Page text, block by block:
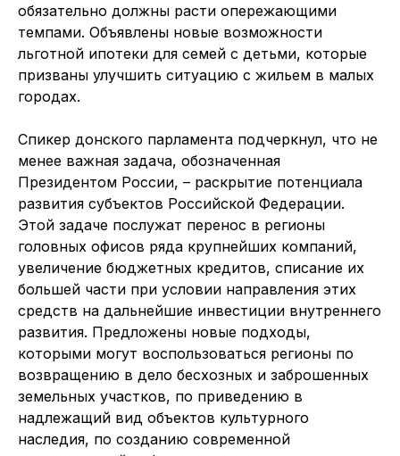
обязательно должны расти опережающими
темпами. Объявлены новые возможности
льготной ипотеки для семей с детьми, которые
призваны улучшить ситуацию с жильем в малых
городах.
Спикер донского парламента подчеркнул, что не
менее важная задача, обозначенная
Президентом России, – раскрытие потенциала
развития субъектов Российской Федерации.
Этой задаче послужат перенос в регионы
головных офисов ряда крупнейших компаний,
увеличение бюджетных кредитов, списание их
большей части при условии направления этих
средств на дальнейшие инвестиции внутреннего
развития. Предложены новые подходы,
которыми могут воспользоваться регионы по
возвращению в дело бесхозных и заброшенных
земельных участков, по приведению в
надлежащий вид объектов культурного
наследия, по созданию современной